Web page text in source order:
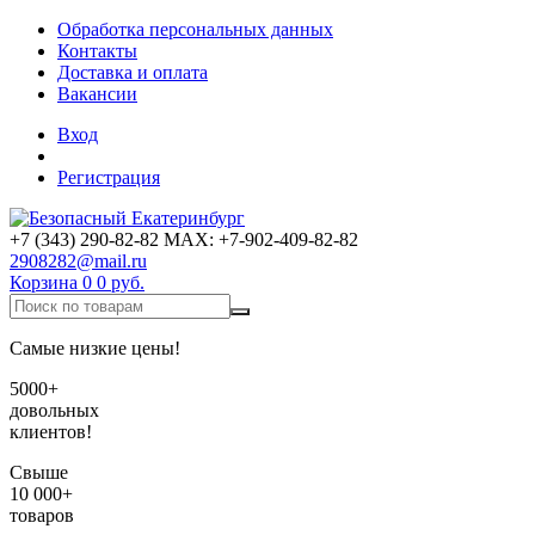
Обработка персональных данных
Контакты
Доставка и оплата
Вакансии
Вход
Регистрация
+7 (343) 290-82-82 MAX: +7-902-409-82-82
2908282@mail.ru
Корзина 0 0 руб.
Самые низкие цены!
5000+
довольных
клиентов!
Свыше
10 000+
товаров